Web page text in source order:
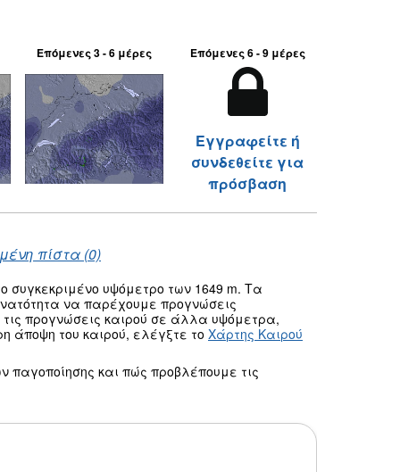
Επόμενες 3 - 6 μέρες Επόμενες 6 - 9 μέρες
Εγγραφείτε ή
συνδεθείτε για
πρόσβαση
πίστα (0)
συγκεκριμένο υψόμετρο των 1649 m. Τα
να παρέχουμε προγνώσεις
προγνώσεις καιρού σε άλλα υψόμετρα,
άποψη του καιρού, ελέγξτε το Χάρτης Καιρού
παγοποίησης και πώς προβλέπουμε τις